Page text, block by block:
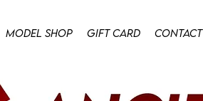
Model Shop Gift Card Contact